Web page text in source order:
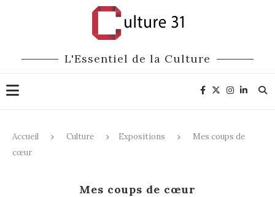
L'Essentiel de la Culture
Accueil Culture Expositions
Mes coups de
cœur
Mes coups de cœur